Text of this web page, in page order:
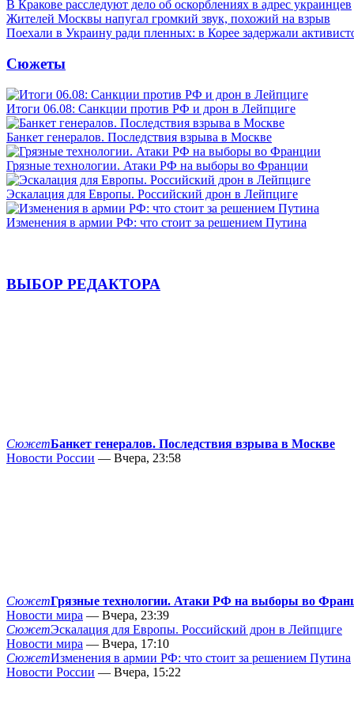
В Кракове расследуют дело об оскорблениях в адрес украинцев
Жителей Москвы напугал громкий звук, похожий на взрыв
Поехали в Украину ради пленных: в Корее задержали
Сюжеты
Итоги 06.08: Санкции против РФ и дрон в Лейпциге
Банкет генералов. Последствия взрыва в Москве
Грязные технологии. Атаки РФ на выборы во Франции
Эскалация для Европы. Российский дрон в Лейпциге
Изменения в армии РФ: что стоит за решением Путина
ВЫБОР РЕДАКТОРА
СюжетБанкет генералов. Последствия взрыва в Москве
Новости России — Вчера, 23:58
СюжетГрязные технологии. Атаки РФ на выборы во
Новости мира — Вчера, 23:39
СюжетЭскалация для Европы. Российский дрон в Лейпциге
Новости мира — Вчера, 17:10
СюжетИзменения в армии РФ: что стоит за решением Путина
Новости России — Вчера, 15:22